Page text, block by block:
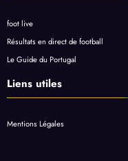
foot live
Résultats en direct de football
Le Guide du Portugal
Liens utiles
Mentions Légales